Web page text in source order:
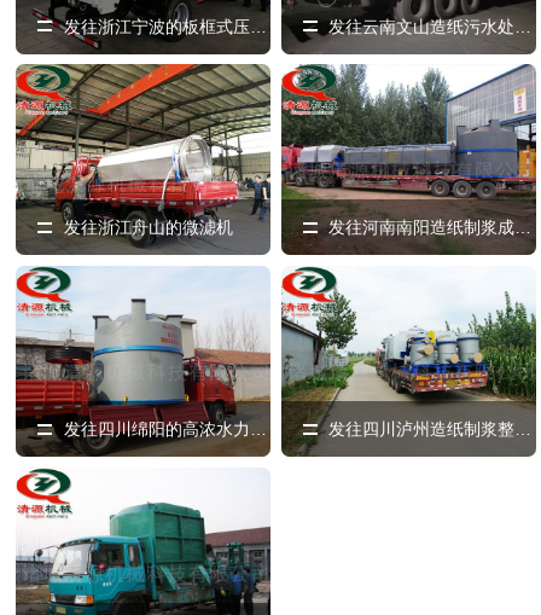
发往浙江宁波的板框式压滤机
发往浙江舟山的微滤机 发往河南南阳造纸制浆成套设备